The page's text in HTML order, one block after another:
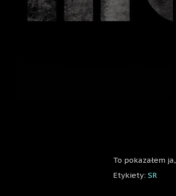
To pokazałem ja,
Etykiety: SR